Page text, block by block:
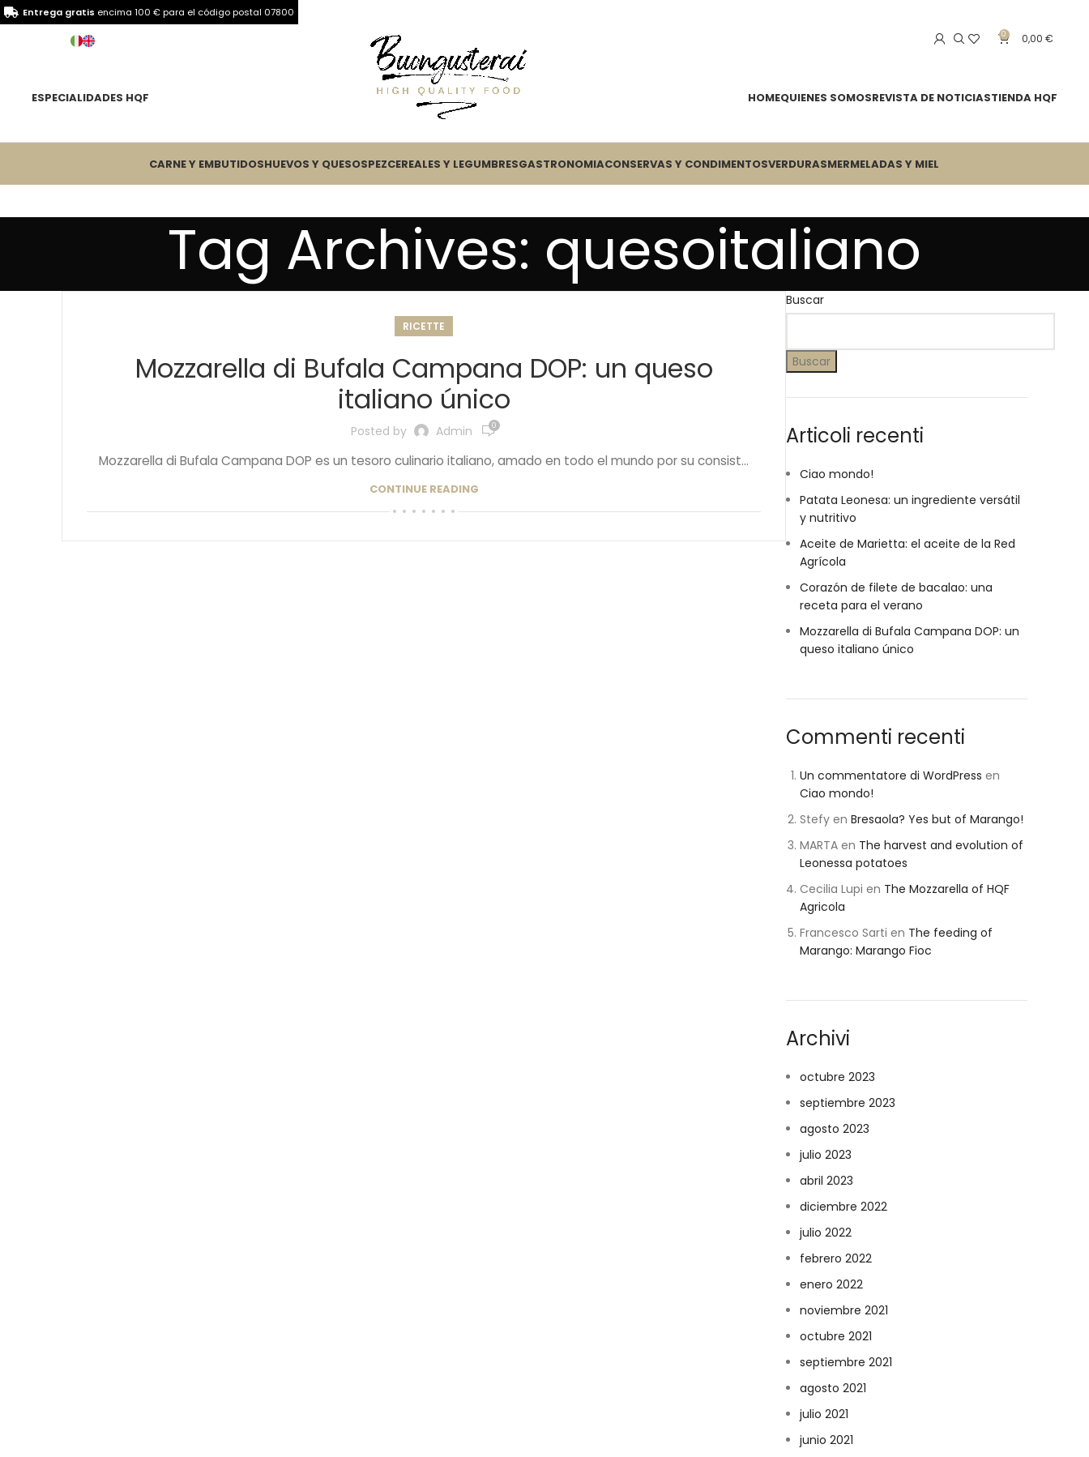
0 0,00€
ESPECIALIDADES HQF HOMEQUIENES SOMOSREVISTA DE NOTICIASTIENDA HQF
CARNE Y EMBUTIDOSHUEVOS Y QUESOSPEZCEREALES Y LEGUMBRESGASTRONOMIACONSERVAS Y CONDIMENTOSVERDURASMERMELADAS Y MIEL
Tag Archives: quesoitaliano
RICETTE
Mozzarella di Bufala Campana DOP: un queso
italiano único
Posted by Admin 0
Mozzarella di Bufala Campana DOP es un tesoro culinario italiano, amado en todo el mundo por su consist...
CONTINUE READING
Buscar
Buscar
Articoli recenti
Ciao mondo!
Patata Leonesa: un ingrediente versátil
y nutritivo
Aceite de Marietta: el aceite de la Red
Agrícola
Corazón de filete de bacalao: una
receta para el verano
Mozzarella di Bufala Campana DOP: un
queso italiano único
Commenti recenti
Un commentatore di WordPress en
Ciao mondo!
Stefy en Bresaola? Yes but of Marango!
MARTA en The harvest and evolution of
Leonessa potatoes
Cecilia Lupi en The Mozzarella of HQF
Agricola
Francesco Sarti en The feeding of
Marango: Marango Fioc
Archivi
octubre 2023
septiembre 2023
agosto 2023
julio 2023
abril 2023
diciembre 2022
julio 2022
febrero 2022
enero 2022
noviembre 2021
octubre 2021
septiembre 2021
agosto 2021
julio 2021
junio 2021
Entrega gratis encima 100 € para el código postal 07800